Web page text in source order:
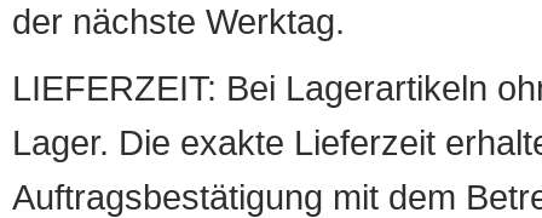
der nächste Werktag.
LIEFERZEIT: Bei Lagerartikeln
Lager. Die exakte Lieferzeit
Auftragsbestätigung mit dem